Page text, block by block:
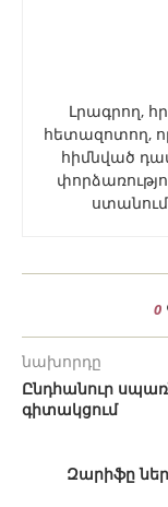
Լրագրող,
հետազոտող,
հիմնված
ստանում
0
նախորդը
Ընդհանուր
գիտակցում
Զարիֆը